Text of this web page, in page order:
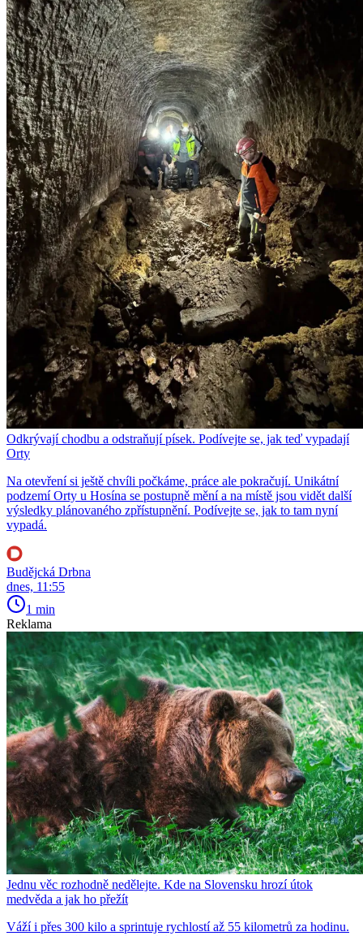
Odkrývají chodbu a odstraňují písek. Podívejte se, jak teď vypadají
Orty
Na otevření si ještě chvíli počkáme, práce ale pokračují. Unikátní
podzemí Orty u Hosína se postupně mění a na místě jsou vidět další
výsledky plánovaného zpřístupnění. Podívejte se, jak to tam nyní
vypadá.
Budějcká Drbna
dnes, 11:55
1 min
Reklama
Jednu věc rozhodně nedělejte. Kde na Slovensku hrozí útok
medvěda a jak ho přežít
Váží i přes 300 kilo a sprintuje rychlostí až 55 kilometrů za hodinu.